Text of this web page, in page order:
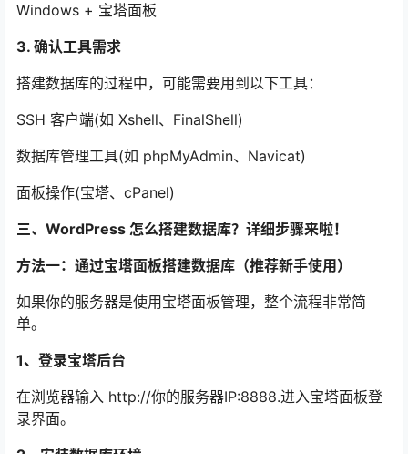
Windows + 宝塔面板
3. 确认工具需求
搭建数据库的过程中，可能需要用到以下工具：
SSH 客户端(如 Xshell、FinalShell)
数据库管理工具(如 phpMyAdmin、Navicat)
面板操作(宝塔、cPanel)
三、WordPress 怎么搭建数据库？详细步骤来啦！
方法一：通过宝塔面板搭建数据库（推荐新手使用）
如果你的服务器是使用宝塔面板管理，整个流程非常简
单。
1、登录宝塔后台
在浏览器输入 http://你的服务器IP:8888.进入宝塔面板登
录界面。